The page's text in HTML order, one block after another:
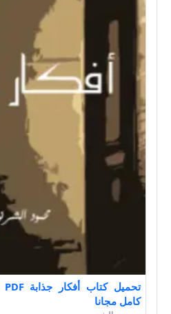
كامل مجانا